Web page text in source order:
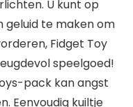
U kunt op
​​geluid te maken om
Fidget Toy
speelgoed!
pack kan angst
Eenvoudig kuiltje